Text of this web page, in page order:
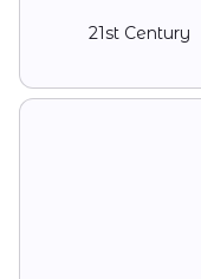
21st Century